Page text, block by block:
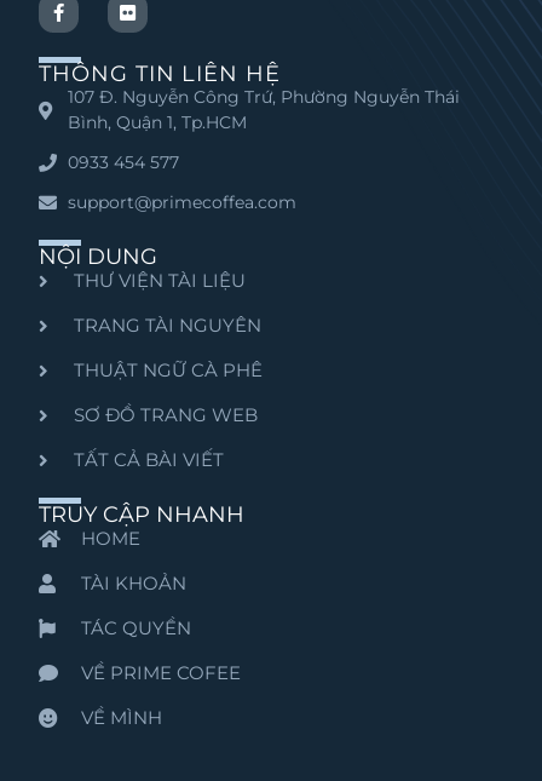
THÔNG TIN LIÊN HỆ
107 Đ. Nguyễn Công Trứ, Phường Nguyễn Thái
Bình, Quận 1, Tp.HCM
0933 454 577
support@primecoffea.com
NỘI DUNG
THƯ VIỆN TÀI LIỆU
TRANG TÀI NGUYÊN
THUẬT NGỮ CÀ PHÊ
SƠ ĐỒ TRANG WEB
TẤT CẢ BÀI VIẾT
TRUY CẬP NHANH
HOME
TÀI KHOẢN
TÁC QUYỀN
VỀ PRIME COFEE
VỀ MÌNH